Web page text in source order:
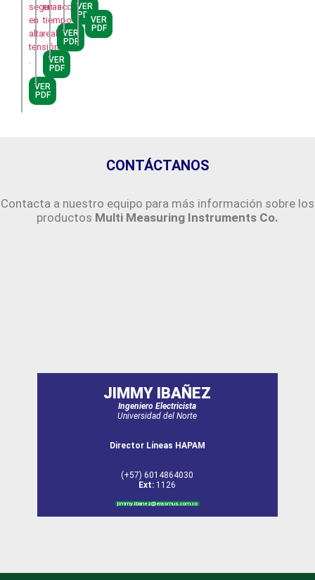
seguras
en
alta
tensión​
VER
PDF
en
tiempo
real.
VER
PDF
acceso.
VER
PDF
VER
PDFVER
PDF
CONTÁCTANOS
Contacta a nuestro equipo para más información sobre los
productos Multi Measuring Instruments Co.
JIMMY IBAÑEZ
Ingeniero Electricista
Universidad del Norte
Director Líneas HAPAM
(+57) 6014864030
Ext: 1126
jimmy.ibanez@erasmus.com.co